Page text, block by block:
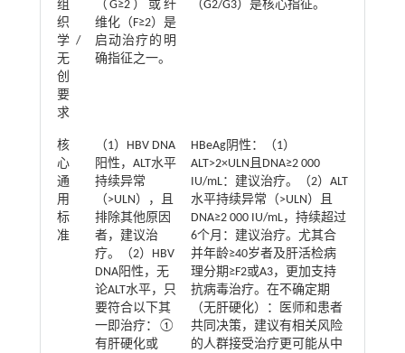
组
织
学/
无
创
要
求
（G≥2）或纤
维化（F≥2）是
启动治疗的明
确指征之一。
（G2/G3）是核心指征。
核
心
通
用
标
准
（1）HBV DNA
阳性，ALT水平
持续异常
（>ULN），且
排除其他原因
者，建议治
疗。（2）HBV
DNA阳性，无
论ALT水平，只
要符合以下其
一即治疗：①
有肝硬化或
HBeAg阴性：（1）
ALT>2×ULN且DNA≥2 000
IU/mL：建议治疗。（2）ALT
水平持续异常（>ULN）且
DNA≥2 000 IU/mL，持续超过
6个月：建议治疗。尤其合
并年龄≥40岁者及肝活检病
理分期≥F2或A3，更加支持
抗病毒治疗。在不确定期
（无肝硬化）：医师和患者
共同决策，建议有相关风险
的人群接受治疗更可能从中